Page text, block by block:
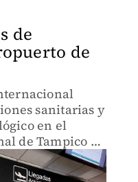
de
de
sanitarias y
en el
de Tampico y
para prevenir
el Mundial